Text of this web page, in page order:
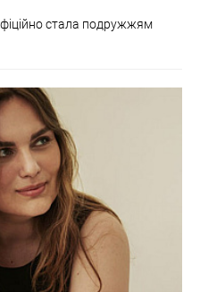
стала подружжям